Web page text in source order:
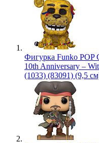
Фигурка Funko POP
10th Anniversary –
(1033) (83091) (9,5